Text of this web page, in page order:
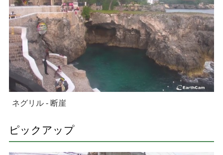
ネグリル - 断崖
ピックアップ